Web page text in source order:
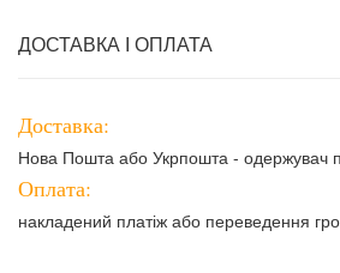
ДОСТАВКА І ОПЛАТА
Доставка:
Нова Пошта або Укрпошта - одержувач
Оплата:
накладений платіж або переведення